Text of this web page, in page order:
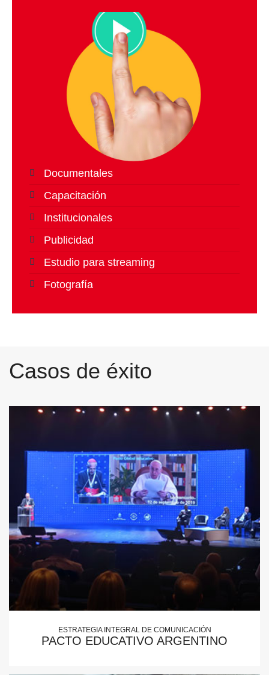
Documentales
Capacitación
Institucionales
Publicidad
Estudio para streaming
Fotografía
Casos de éxito
ESTRATEGIA INTEGRAL DE COMUNICACIÓN
PACTO EDUCATIVO ARGENTINO